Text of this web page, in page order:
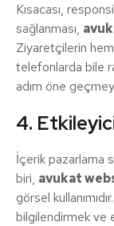
Kısacası,
sağlanması,
Ziyaretçilerin
telefonlarda bile
adım öne
4.
İçerik pazarlama
biri, avukat
görsel
bilgilendirmek ve